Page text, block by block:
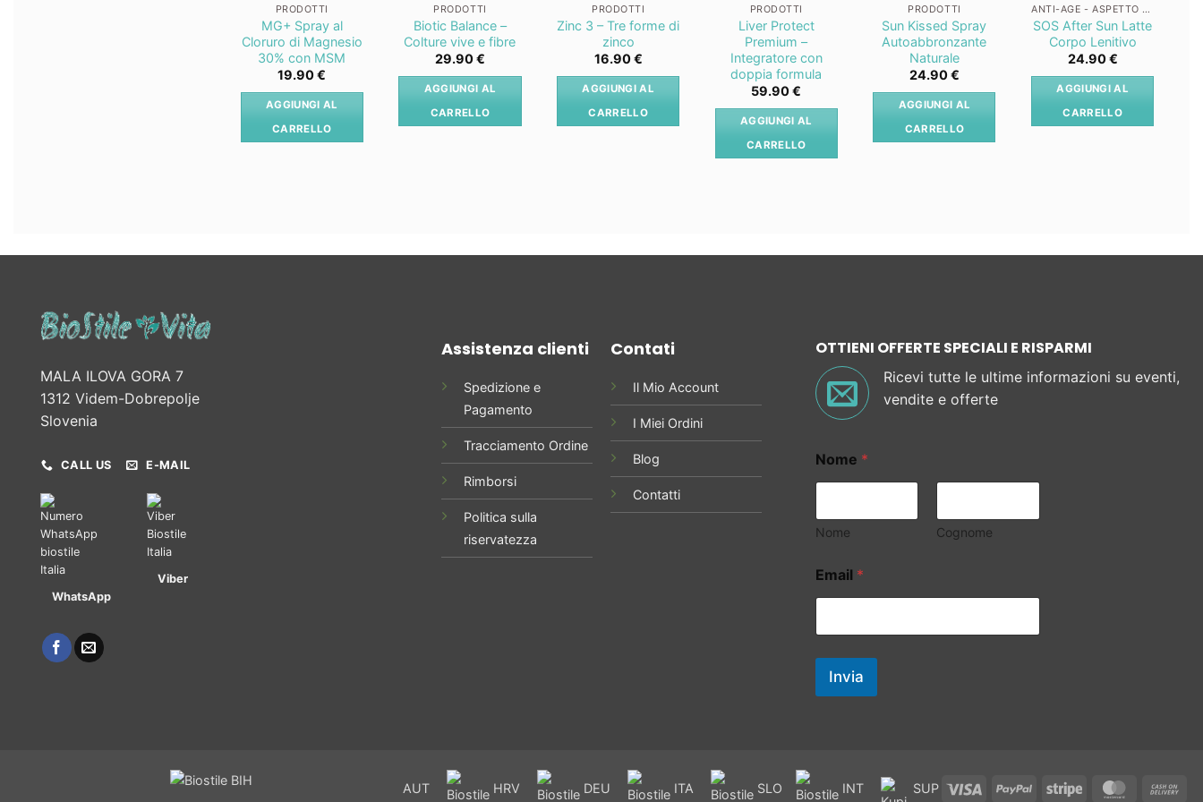
PRODOTTI
MG+ Spray al
Cloruro di Magnesio
30% con MSM
19.90€
AGGIUNGI AL
CARRELLO
PRODOTTI
Biotic Balance –
Colture vive e fibre
29.90€
AGGIUNGI AL
CARRELLO
PRODOTTI
Zinc 3 – Tre forme di
zinco
16.90€
AGGIUNGI AL
CARRELLO
PRODOTTI
Liver Protect
Premium –
Integratore con
doppia formula
59.90€
AGGIUNGI AL
CARRELLO
PRODOTTI
Sun Kissed Spray
Autoabbronzante
Naturale
24.90€
AGGIUNGI AL
CARRELLO
ANTI-AGE - ASPETTO GIOVANILE
SOS After Sun Latte
Corpo Lenitivo
24.90€
AGGIUNGI AL
CARRELLO
MALA ILOVA GORA 7
1312 Videm-Dobrepolje
Slovenia
CALL US E-MAIL
WhatsApp
Viber
Assistenza clienti
Spedizione e
Pagamento
Tracciamento Ordine
Rimborsi
Politica sulla
riservatezza
Contati
Il Mio Account
I Miei Ordini
Blog
Contatti
OTTIENI OFFERTE SPECIALI E RISPARMI
Ricevi tutte le ultime informazioni su eventi,
vendite e offerte
Nome *
Nome Cognome
Email *
Invia
AUT HRV DEU ITA SLO INT SUP Visa PayPal Stripe MasterCard